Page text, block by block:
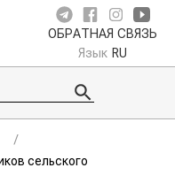
ОБРАТНАЯ СВЯЗЬ
Язык RU
сельского